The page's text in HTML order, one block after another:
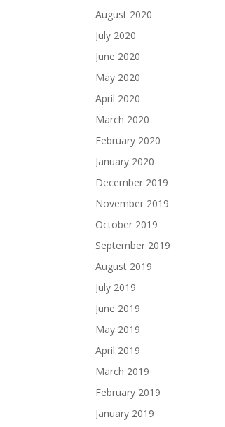
August 2020
July 2020
June 2020
May 2020
April 2020
March 2020
February 2020
January 2020
December 2019
November 2019
October 2019
September 2019
August 2019
July 2019
June 2019
May 2019
April 2019
March 2019
February 2019
January 2019